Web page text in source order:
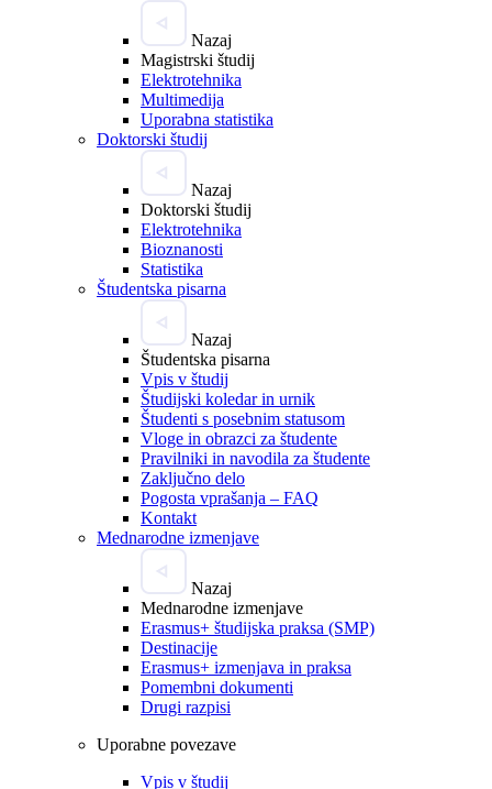
Nazaj
Magistrski študij
Elektrotehnika
Multimedija
Uporabna statistika
Doktorski študij
Nazaj
Doktorski študij
Elektrotehnika
Bioznanosti
Statistika
Študentska pisarna
Nazaj
Študentska pisarna
Vpis v študij
Študijski koledar in urnik
Študenti s posebnim statusom
Vloge in obrazci za študente
Pravilniki in navodila za študente
Zaključno delo
Pogosta vprašanja – FAQ
Kontakt
Mednarodne izmenjave
Nazaj
Mednarodne izmenjave
Erasmus+ študijska praksa (SMP)
Destinacije
Erasmus+ izmenjava in praksa
Pomembni dokumenti
Drugi razpisi
Uporabne povezave
Vpis v študij